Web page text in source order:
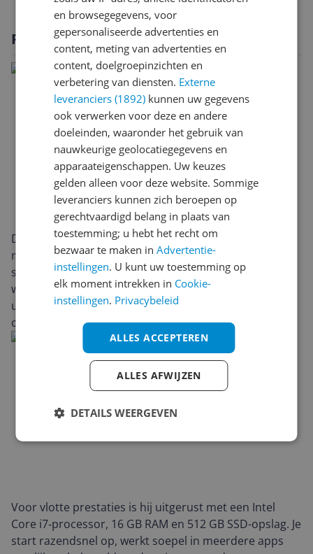
Productomschrijving
De Samsung Galaxy Book4 360 is een 16‑inch laptop
met een slank, mobiel ontwerp. Met een gewicht van
slechts 1,46 kg neem je hem moeiteloos mee tussen
werkplek, collegezaal en thuis. Het strakke, moderne
uiterlijk past naadloos in elke professionele of studie-
omgeving.
Voor vlotte prestaties is hij uitgerust met een Intel
Core i7‑processor, 16 GB RAM en 512 GB SSD-opslag. Je
start razendsnel op, werkt soepel in meerdere apps
en browsegegevens, voor
gepersonaliseerde advertenties en
content, meting van advertenties en
content, doelgroepinzichten en
verbetering van diensten. Externe
leveranciers (1892) kunnen uw gegevens
ook verwerken voor deze en andere
doeleinden, waaronder het gebruik van
nauwkeurige geolocatiegegevens en
apparaateigenschappen. Uw keuzes
gelden alleen voor deze website. Sommige
leveranciers kunnen zich beroepen op
gerechtvaardigd belang in plaats van
toestemming; u hebt het recht om
bezwaar te maken inAdvertentie-
instellingen. U kunt uw toestemming op
elk moment intrekken in Cookie-
instellingen. Privacybeleid
ALLES ACCEPTEREN
ALLES AFWIJZEN
DETAILS WEERGEVEN